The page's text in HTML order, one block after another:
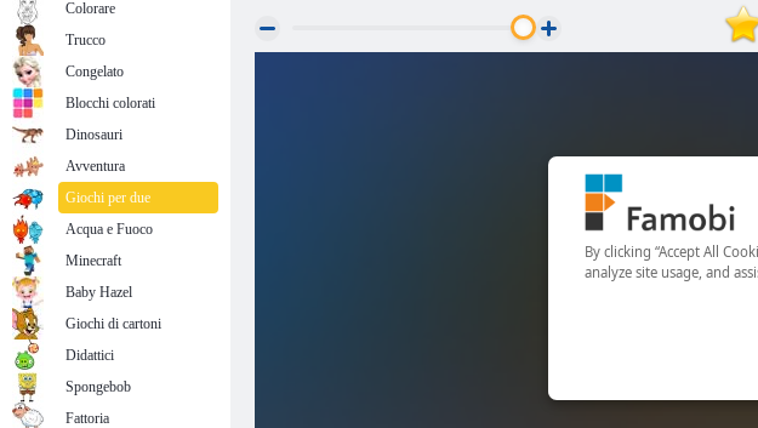
Colorare
Trucco
Congelato
Blocchi colorati
Dinosauri
Avventura
Giochi per due
Acqua e Fuoco
Minecraft
Baby Hazel
Giochi di cartoni
Didattici
Spongebob
Fattoria